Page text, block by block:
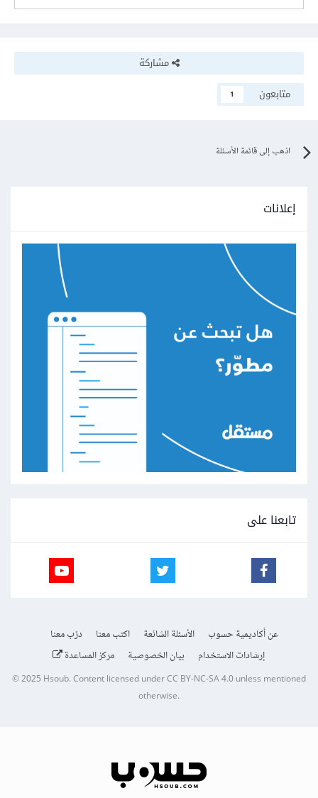
مشاركة
متابعون
1
اذهب إلى قائمة الأسئلة
إعلانات
تابعنا على
عن أكاديمية حسوب الأسئلة الشائعة اكتب معنا
درّب معنا
إرشادات الاستخدام
بيان الخصوصية مركز المساعدة
© 2025Hsoub.Content licensed underCC BY-NC-SA 4.0unless mentioned
otherwise.